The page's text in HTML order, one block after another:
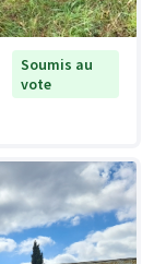
Soumis au
vote